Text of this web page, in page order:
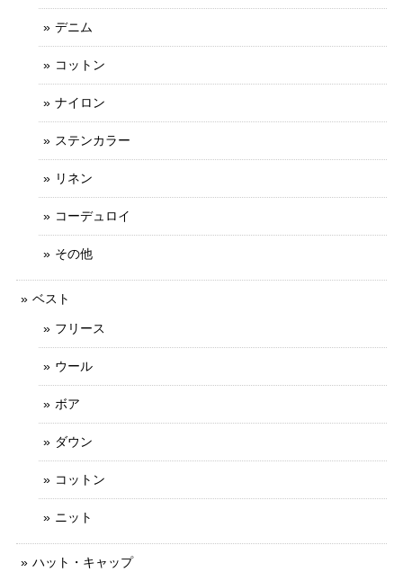
デニム
コットン
ナイロン
ステンカラー
リネン
コーデュロイ
その他
ベスト
フリース
ウール
ボア
ダウン
コットン
ニット
ハット・キャップ